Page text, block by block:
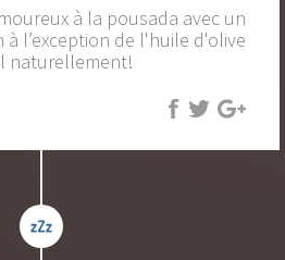
à la pousada avec un
à l’exception de l'huile d'olive
naturellement!